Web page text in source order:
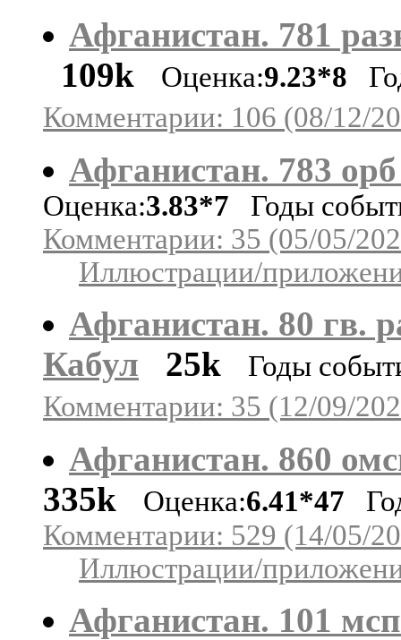
Афганистан. 781
109k
Оценка:9.23*8
Комментарии: 106 (08/12/
Афганистан. 783
Оценка:3.83*7 Годы
Комментарии: 35 (05/05/
Иллюстрации/
Афганистан. 80 гв.
Кабул
25k
Годы
Комментарии: 35 (12/09/
Афганистан. 860
335k
Оценка:6.41*47
Комментарии: 529 (14/05/
Иллюстрации/
Афганистан. 101